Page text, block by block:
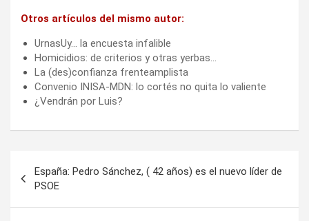
Otros artículos del mismo autor:
UrnasUy… la encuesta infalible
Homicidios: de criterios y otras yerbas…
La (des)confianza frenteamplista
Convenio INISA-MDN: lo cortés no quita lo valiente
¿Vendrán por Luis?
de
entradas
España: Pedro Sánchez, ( 42 años) es el nuevo líder de
PSOE